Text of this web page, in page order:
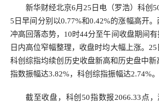
新华财经北京6月25日电（罗浩）科创
5日早间分别以0.77%和0.42%的涨幅高开
冲高回落态势，10时44分至午间收盘期间
日内高位窄幅整理，收盘时均大幅上涨。
科创综指均续创历史收盘新高和历史盘中新
指数振幅达3.82%，科创综指振幅达2.74%。
截至收盘，科创50指数报2066.33点